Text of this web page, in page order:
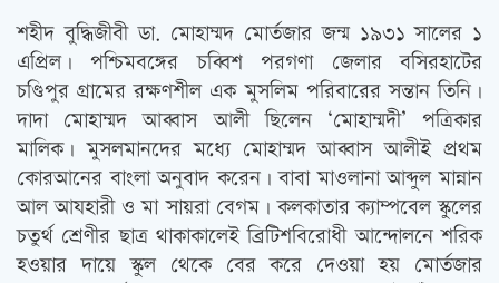
শহীদ বুদ্ধিজীবী ডা. মোহাম্মদ মোর্তজার জন্ম ১৯৩১ সালের ১
এপ্রিল। পশ্চিমবঙ্গের চব্বিশ পরগণা জেলার বসিরহাটের
চণ্ডিপুর গ্রামের রক্ষণশীল এক মুসলিম পরিবারের সন্তান তিনি।
দাদা মোহাম্মদ আব্বাস আলী ছিলেন ‘মোহাম্মদী’ পত্রিকার
মালিক। মুসলমানদের মধ্যে মোহাম্মদ আব্বাস আলীই প্রথম
কোরআনের বাংলা অনুবাদ করেন। বাবা মাওলানা আব্দুল মান্নান
আল আযহারী ও মা সায়রা বেগম। কলকাতার ক্যাম্পবেল স্কুলের
চতুর্থ শ্রেণীর ছাত্র থাকাকালেই ব্রিটিশবিরোধী আন্দোলনে শরিক
হওয়ার দায়ে স্কুল থেকে বের করে দেওয়া হয় মোর্তজার